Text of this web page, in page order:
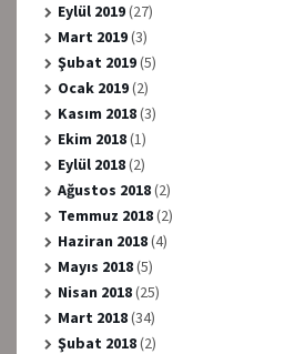
Eylül 2019(27)
Mart 2019(3)
Şubat 2019(5)
Ocak 2019(2)
Kasım 2018(3)
Ekim 2018(1)
Eylül 2018(2)
Ağustos 2018(2)
Temmuz 2018(2)
Haziran 2018(4)
Mayıs 2018(5)
Nisan 2018(25)
Mart 2018(34)
Şubat 2018(2)